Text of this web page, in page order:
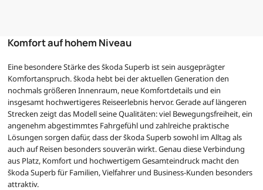
Komfort auf hohem Niveau
Eine besondere Stärke des Škoda Superb ist sein ausgeprägter
Komfortanspruch. Škoda hebt bei der aktuellen Generation den
nochmals größeren Innenraum, neue Komfortdetails und ein
insgesamt hochwertigeres Reiseerlebnis hervor. Gerade auf längeren
Strecken zeigt das Modell seine Qualitäten: viel Bewegungsfreiheit, ein
angenehm abgestimmtes Fahrgefühl und zahlreiche praktische
Lösungen sorgen dafür, dass der Škoda Superb sowohl im Alltag als
auch auf Reisen besonders souverän wirkt. Genau diese Verbindung
aus Platz, Komfort und hochwertigem Gesamteindruck macht den
Škoda Superb für Familien, Vielfahrer und Business-Kunden besonders
attraktiv.